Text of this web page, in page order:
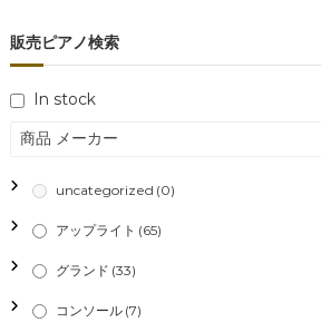
稿
ナ
ビ
ゲ
ー
シ
販売ピアノ検索
In stock
商品 メーカー
uncategorized (0)
アップライト (65)
グランド (33)
コンソール (7)